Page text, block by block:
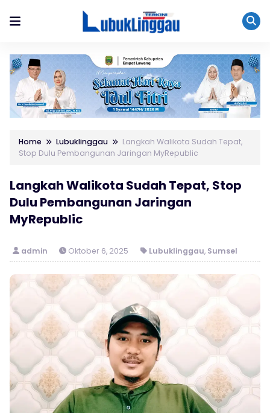
Home Lubuklinggau
Langkah Walikota Sudah Tepat,
Stop Dulu Pembangunan Jaringan MyRepublic
Langkah Walikota Sudah Tepat, Stop
Dulu Pembangunan Jaringan
MyRepublic
admin Oktober 6, 2025 Lubuklinggau, Sumsel